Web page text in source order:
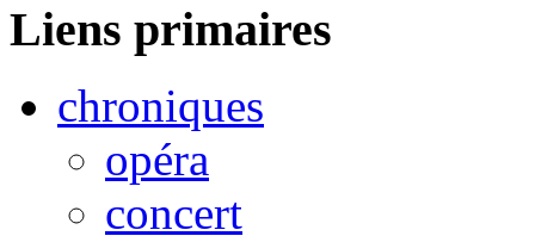
Liens primaires
chroniques
opéra
concert